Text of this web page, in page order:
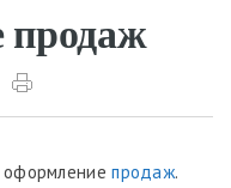
продаж
оформлениепродаж.